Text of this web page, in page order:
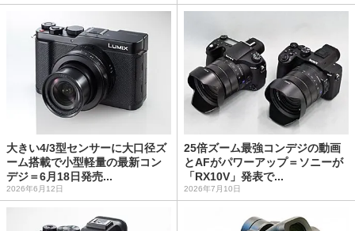
大きい4/3型センサーに大口径ズ
ーム搭載で小型軽量の最新コン
デジ＝6月18日発売...
2026年6月12日
25倍ズーム最強コンデジの動画
とAFがパワーアップ＝ソニーが
「RX10V」発表で...
2026年7月10日